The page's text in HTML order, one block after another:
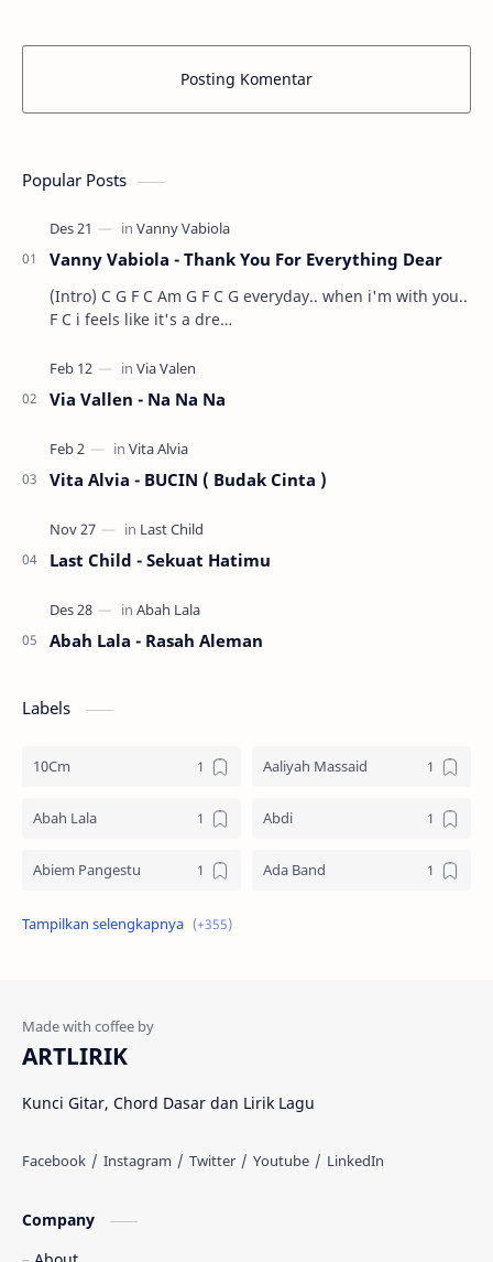
Posting Komentar
Popular Posts
Vanny Vabiola - Thank You For Everything Dear
(Intro) C G F C Am G F C G everyday.. when i'm with you..
F C i feels like it's a dre…
Via Vallen - Na Na Na
Vita Alvia - BUCIN ( Budak Cinta )
Last Child - Sekuat Hatimu
Abah Lala - Rasah Aleman
Labels
10Cm Aaliyah Massaid
Abah Lala Abdi
Abiem Pangestu Ada Band
Ade La Muhu
Afgan
Ami Rahmi
ARTLIRIK
Kunci Gitar, Chord Dasar dan Lirik Lagu
Company